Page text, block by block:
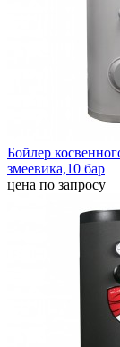
Бойлер
змеевика,10 бар
цена по запросу